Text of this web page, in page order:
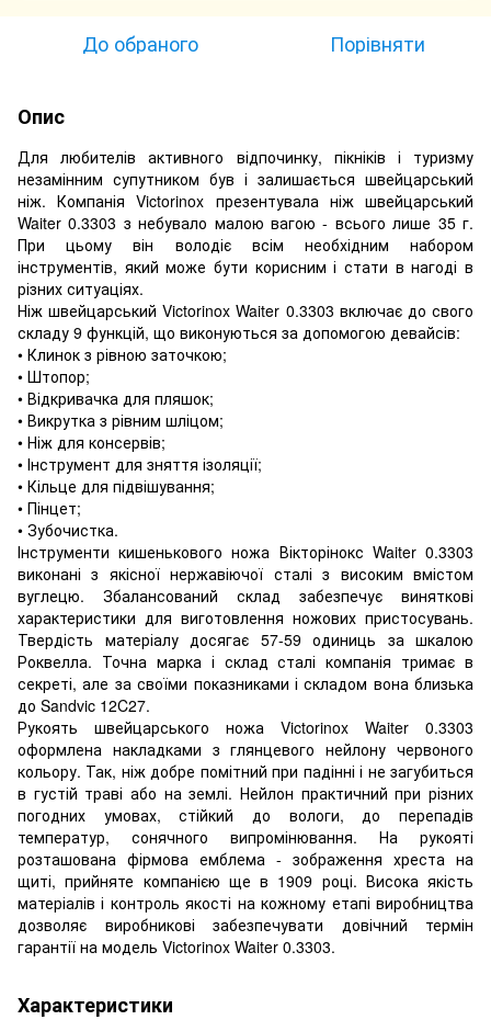
До обраного Порівняти
Опис
Для любителів активного відпочинку, пікніків і туризму
незамінним супутником був і залишається швейцарський
ніж. Компанія Victorinox презентувала ніж швейцарський
Waiter 0.3303 з небувало малою вагою - всього лише 35 г.
При цьому він володіє всім необхідним набором
інструментів, який може бути корисним і стати в нагоді в
різних ситуаціях.
Ніж швейцарський Victorinox Waiter 0.3303 включає до свого
складу 9 функцій, що виконуються за допомогою девайсів:
• Клинок з рівною заточкою;
• Штопор;
• Відкривачка для пляшок;
• Викрутка з рівним шліцом;
• Ніж для консервів;
• Інструмент для зняття ізоляції;
• Кільце для підвішування;
• Пінцет;
• Зубочистка.
Інструменти кишенькового ножа Вікторінокс Waiter 0.3303
виконані з якісної нержавіючої сталі з високим вмістом
вуглецю. Збалансований склад забезпечує виняткові
характеристики для виготовлення ножових пристосувань.
Твердість матеріалу досягає 57-59 одиниць за шкалою
Роквелла. Точна марка і склад сталі компанія тримає в
секреті, але за своїми показниками і складом вона близька
до Sandvic 12C27.
Рукоять швейцарського ножа Victorinox Waiter 0.3303
оформлена накладками з глянцевого нейлону червоного
кольору. Так, ніж добре помітний при падінні і не загубиться
в густій ​​траві або на землі. Нейлон практичний при різних
погодних умовах, стійкий до вологи, до перепадів
температур, сонячного випромінювання. На рукояті
розташована фірмова емблема - зображення хреста на
щиті, прийняте компанією ще в 1909 році. Висока якість
матеріалів і контроль якості на кожному етапі виробництва
дозволяє виробникові забезпечувати довічний термін
гарантії на модель Victorinox Waiter 0.3303.
Характеристики